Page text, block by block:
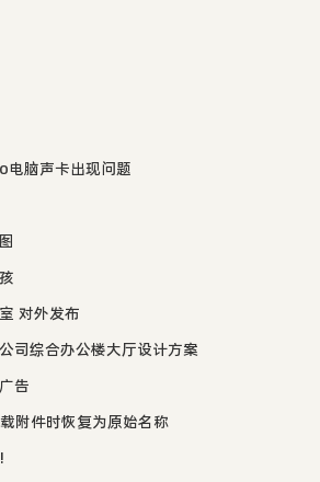
脑声卡出现问题
对外发布
司综合办公楼大厅设计方案
告
附件时恢复为原始名称